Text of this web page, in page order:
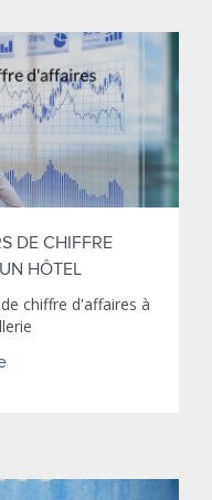
DE CHIFFRE
HÔTEL
chiffre d'affaires à